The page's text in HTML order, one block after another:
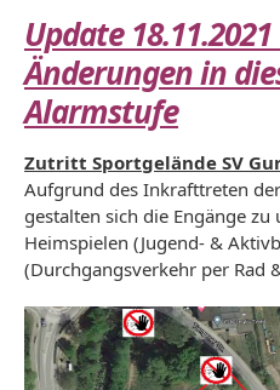
Update
Änderungen in
Alarmstufe
Zutritt Sportgelände SV
Aufgrund des Inkrafttreten
gestalten sich die Engänge
Heimspielen (Jugend- &
(Durchgangsverkehr per Rad